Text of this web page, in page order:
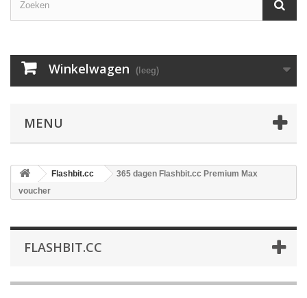
Winkelwagen (leeg)
MENU
Flashbit.cc
365 dagen Flashbit.cc Premium Max
voucher
FLASHBIT.CC